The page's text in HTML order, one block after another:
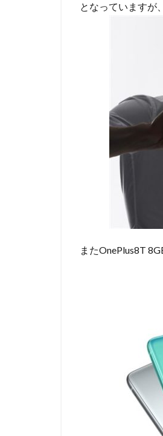
となっていますが
またOnePlus8T